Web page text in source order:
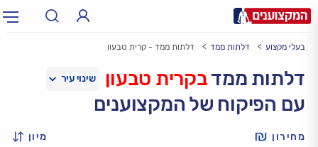
עירעיר: תל אביב, חיפה…
בעלי מקצוע דלתות ממד דלתות ממד - קרית טבעון
דלתות ממדבקרית טבעון
עם הפיקוח של המקצוענים
מחירון מיון